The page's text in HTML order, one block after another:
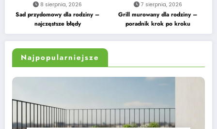
8 sierpnia, 2026
Sad przydomowy dla rodziny –
najczęstsze błędy
7 sierpnia, 2026
Grill murowany dla rodziny –
poradnik krok po kroku
Najpopularniejsze